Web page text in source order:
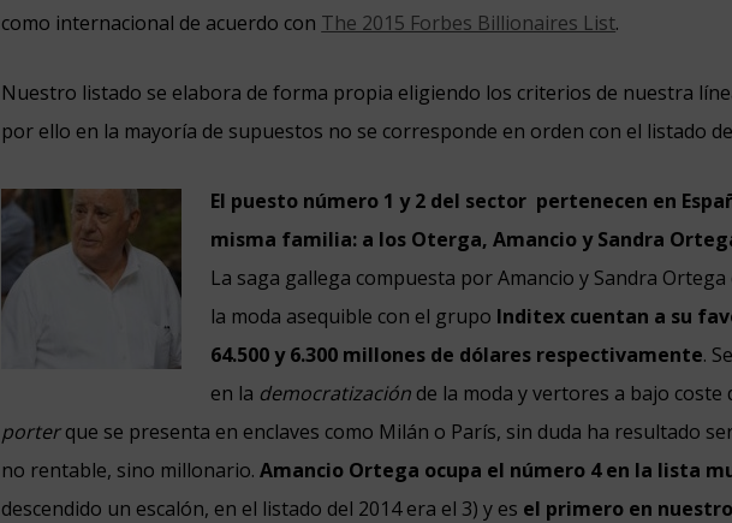
como internacional de acuerdo con The 2015 Forbes Billionaires List.
Nuestro listado se elabora de forma propia eligiendo los criterios de nuestra
por ello en la mayoría de supuestos no se corresponde en orden con el listado
El puesto número 1 y 2 del sector pertenecen en
misma familia: a los Oterga, Amancio y Sandra
La saga gallega compuesta por Amancio y Sandra Ortega
la moda asequible con el grupo Inditex cuentan a su
64.500 y 6.300 millones de dólares respectivamente.
en la democratización de la moda y vertores a bajo coste
porterque se presenta en enclaves como Milán o París, sin duda ha resultado
no rentable, sino millonario.Amancio Ortega ocupa el número 4 en la lista
descendido un escalón, en el listado del 2014 era el 3) y es el primero en